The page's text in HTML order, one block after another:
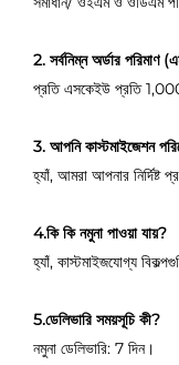
2. সর্বনিম্ন অর্ডার
প্রতি এসকেইউ প্রতি
3. আপনি কাস্টমাইজেশন
হ্যাঁ, আমরা আপনার নির্দিষ্ট
4.কি কি নমুনা পাওয়া যায়?
হ্যাঁ, কাস্টমাইজযোগ্য
5.ডেলিভারি সময়সূচি কী?
নমুনা ডেলিভারি: 7 দিন।